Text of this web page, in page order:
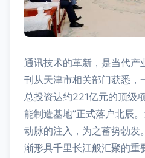
通讯技术的革新，是当代产
刊从天津市相关部门获悉，
总投资达约221亿元的顶级
能制造基地”正式落户北辰
动脉的注入，为之蓄势勃发
渐形具千里长江般汇聚的